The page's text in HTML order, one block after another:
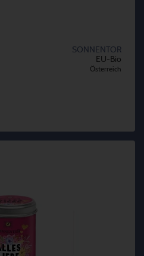
SONNENTOR
EU-Bio
Österreich